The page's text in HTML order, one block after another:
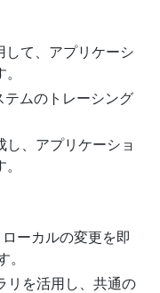
て、アプリケーシ
ムのトレーシング
し、アプリケーショ
ーカルの変更を即
。
を活用し、共通の